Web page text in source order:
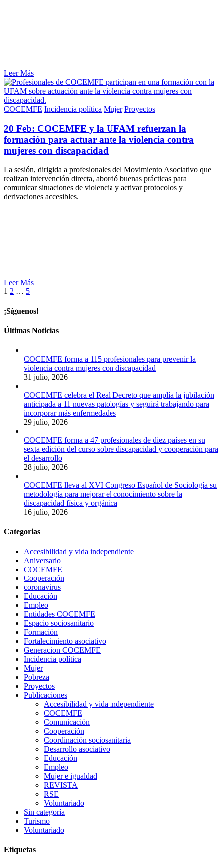
Leer Más
COCEMFE Incidencia política Mujer Proyectos
20 Feb: COCEMFE y la UFAM refuerzan la
formación para actuar ante la violencia contra
mujeres con discapacidad
La sesión, dirigida a profesionales del Movimiento Asociativo que
realizan intervención directa, abordó buenas prácticas para
comunicar situaciones de violencia y activar protocolos y
derivaciones accesibles.
Leer Más
1 2 … 5
¡Síguenos!
Últimas Noticias
COCEMFE forma a 115 profesionales para prevenir la
violencia contra mujeres con discapacidad
31 julio, 2026
COCEMFE celebra el Real Decreto que amplía la jubilación
anticipada a 11 nuevas patologías y seguirá trabajando para
incorporar más enfermedades
29 julio, 2026
COCEMFE forma a 47 profesionales de diez países en su
sexta edición del curso sobre discapacidad y cooperación para
el desarrollo
28 julio, 2026
COCEMFE lleva al XVI Congreso Español de Sociología su
metodología para mejorar el conocimiento sobre la
discapacidad física y orgánica
16 julio, 2026
Categorias
Accesibilidad y vida independiente
Aniversario
COCEMFE
Cooperación
coronavirus
Educación
Empleo
Entidades COCEMFE
Espacio sociosanitario
Formación
Fortalecimiento asociativo
Generacion COCEMFE
Incidencia política
Mujer
Pobreza
Proyectos
Publicaciones
Accesibilidad y vida independiente
COCEMFE
Comunicación
Cooperación
Coordinación sociosanitaria
Desarrollo asociativo
Educación
Empleo
Mujer e igualdad
REVISTA
RSE
Voluntariado
Sin categoría
Turismo
Voluntariado
Etiquetas